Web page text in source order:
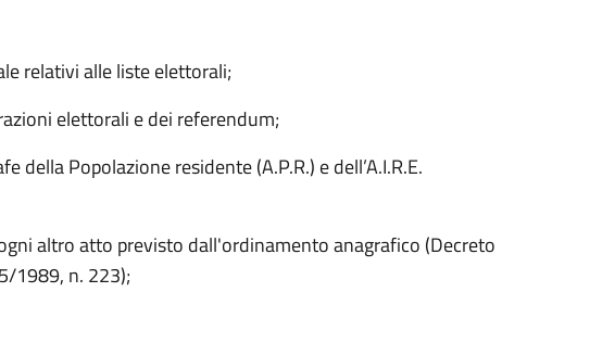
relativi alle liste elettorali;
elettorali e dei referendum;
della Popolazione residente (A.P.R.) e dell’A.I.R.E.
altro atto previsto dall'ordinamento anagrafico (Decreto
1989, n. 223);